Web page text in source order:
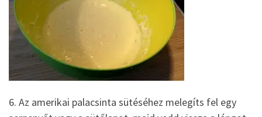
6. Az amerikai palacsinta sütéséhez melegíts fel egy